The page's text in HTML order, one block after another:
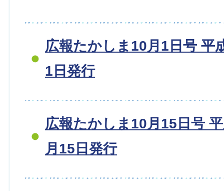
広報たかしま10月1日号 平
1日発行
広報たかしま10月15日号
月15日発行